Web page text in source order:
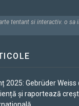
tentant si interactiv. o sa
2025: Gebrüder
și raportează